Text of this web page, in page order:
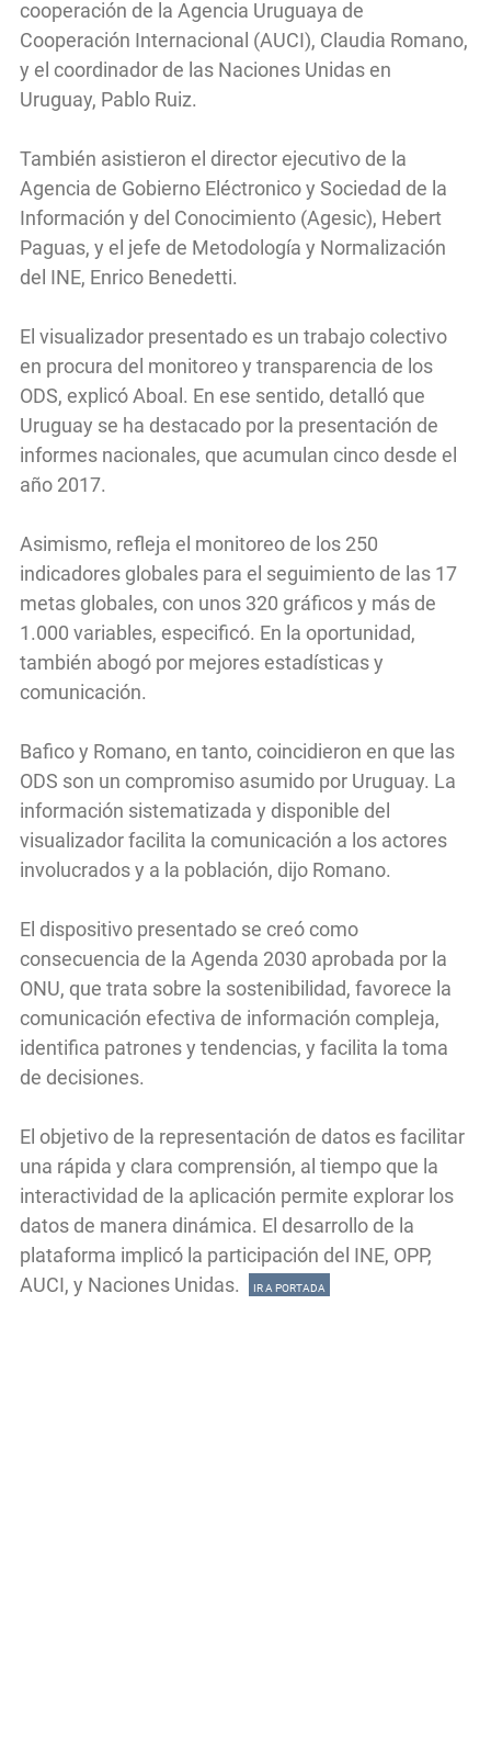
cooperación de la Agencia Uruguaya de
Cooperación Internacional (AUCI), Claudia Romano,
y el coordinador de las Naciones Unidas en
Uruguay, Pablo Ruiz.
También asistieron el director ejecutivo de la
Agencia de Gobierno Eléctronico y Sociedad de la
Información y del Conocimiento (Agesic), Hebert
Paguas, y el jefe de Metodología y Normalización
del INE, Enrico Benedetti.
El visualizador presentado es un trabajo colectivo
en procura del monitoreo y transparencia de los
ODS, explicó Aboal. En ese sentido, detalló que
Uruguay se ha destacado por la presentación de
informes nacionales, que acumulan cinco desde el
año 2017.
Asimismo, refleja el monitoreo de los 250
indicadores globales para el seguimiento de las 17
metas globales, con unos 320 gráficos y más de
1.000 variables, especificó. En la oportunidad,
también abogó por mejores estadísticas y
comunicación.
Bafico y Romano, en tanto, coincidieron en que las
ODS son un compromiso asumido por Uruguay. La
información sistematizada y disponible del
visualizador facilita la comunicación a los actores
involucrados y a la población, dijo Romano.
El dispositivo presentado se creó como
consecuencia de la Agenda 2030 aprobada por la
ONU, que trata sobre la sostenibilidad, favorece la
comunicación efectiva de información compleja,
identifica patrones y tendencias, y facilita la toma
de decisiones.
El objetivo de la representación de datos es facilitar
una rápida y clara comprensión, al tiempo que la
interactividad de la aplicación permite explorar los
datos de manera dinámica. El desarrollo de la
plataforma implicó la participación del INE, OPP,
AUCI, y Naciones Unidas.
IR A PORTADA